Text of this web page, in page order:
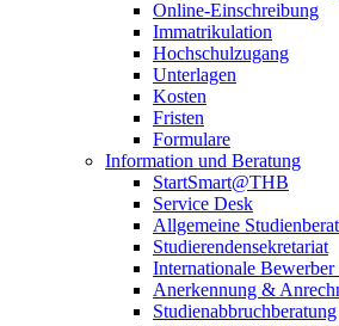
Online-Einschreibung
Immatrikulation
Hochschulzugang
Unterlagen
Kosten
Fristen
Formulare
Information und Beratung
StartSmart@THB
Service Desk
Allgemeine
Studierendensekretariat
Internationale Bewerber
Anerkennung &
Studienabbruchberatung